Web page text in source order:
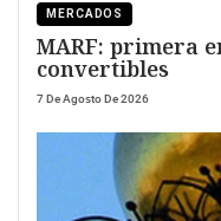
MERCADOS
MARF: primera
convertibles
7 De Agosto De 2026